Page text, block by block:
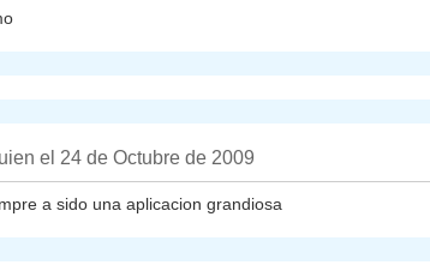
el 24 de Octubre de 2009
a sido una aplicacion grandiosa